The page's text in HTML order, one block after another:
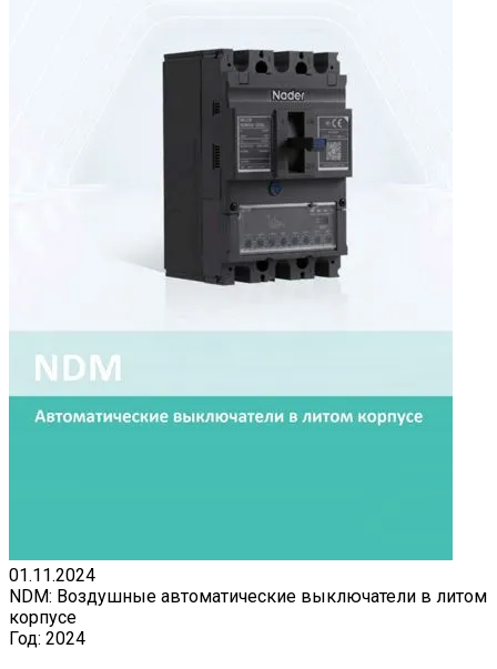
01.11.2024
NDM: Воздушные автоматические выключатели в литом
корпусе
Год: 2024